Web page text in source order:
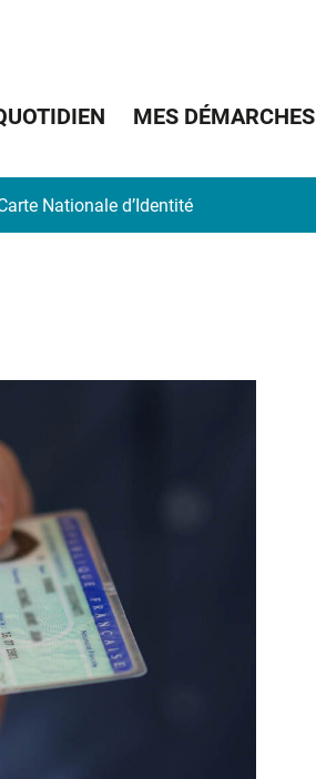
Facebook
compte Instagram
le compte Linkedin
MES DÉMARCHES
Nationale d’Identité